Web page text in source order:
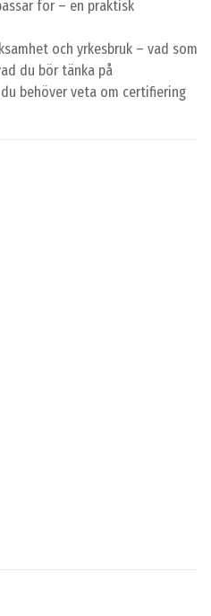
för – en praktisk
och yrkesbruk – vad som
du bör tänka på
behöver veta om certifiering